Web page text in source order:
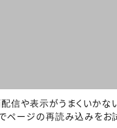
信や表示がうまくいかな
ページの再読み込みをお